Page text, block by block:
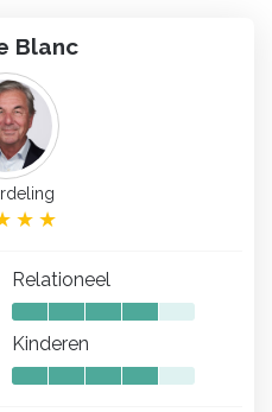
Blanc
Relationeel
Kinderen